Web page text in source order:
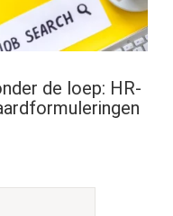
de loep: HR-